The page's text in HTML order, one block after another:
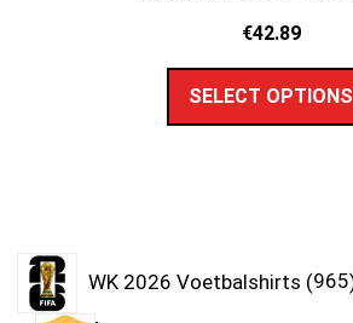
€42.89
SELECT OPTIONS
WK 2026 Voetbalshirts 965